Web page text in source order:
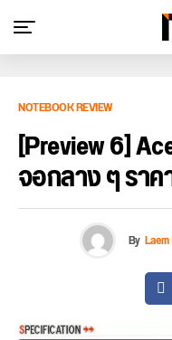
NOTEBOOK REVIEW
[Preview 6]
จอกลาง ๆ ราค
By Laem